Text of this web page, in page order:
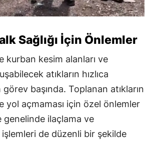
Sağlığı İçin Önlemler
kurban kesim alanları ve
atıkların hızlıca
başında. Toplanan atıkların
yol açmaması için özel önlemler
genelinde ilaçlama ve
de düzenli bir şekilde